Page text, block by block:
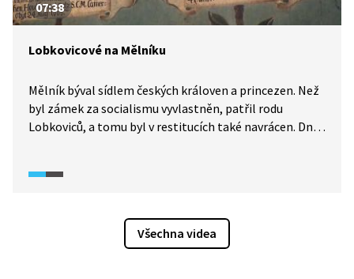
07:38
Lobkovicové na Mělníku
Mělník býval sídlem českých královen a princezen. Než
byl zámek za socialismu vyvlastněn, patřil rodu
Lobkoviců, a tomu byl v restitucích také navrácen. Dnes
v návrat domů.
Všechna videa